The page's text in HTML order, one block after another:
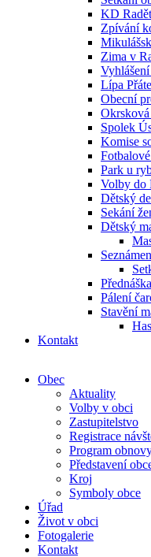
KD
Zpívání
Zima v
Lípa
Obecní
Okrsková
Spolek
Komise
Park u
Volby do
Dětský
Sekání
Dětský
Pálení
Stavění
Kontakt
Obec
Aktuality
Volby v obci
Zastupitelstvo
Registrace
Program
Představení
Kroj
Symboly obce
Úřad
Život v obci
Fotogalerie
Kontakt